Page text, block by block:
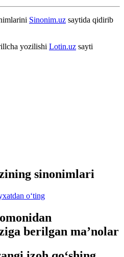
Sinonim.uz saytida qidirib
yozilishi Lotin.uz sayti
sinonimlari
o‘ting
berilgan ma’nolar